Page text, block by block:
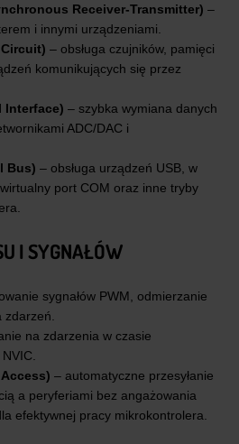
Receiver-Transmitter) –
i innymi urządzeniami.
– obsługa czujników, pamięci
komunikujących się przez
Interface) – szybka wymiana danych
ADC/DAC i
Bus) – obsługa urządzeń USB, w
port COM oraz inne tryby
I SYGNAŁÓW
sygnałów PWM, odmierzanie
na zdarzenia w czasie
– automatyczne przesyłanie
a peryferiami bez angażowania
efektywnej pracy mikrokontrolera.